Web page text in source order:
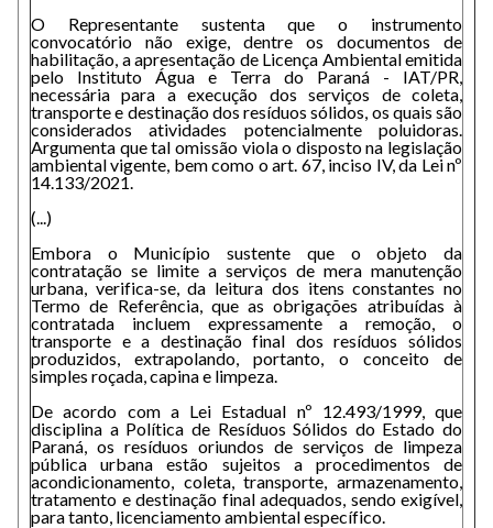
O Representante sustenta que o instrumento
convocatório não exige, dentre os documentos de
habilitação, a apresentação de Licença Ambiental emitida
pelo Instituto Água e Terra do Paraná - IAT/PR,
necessária para a execução dos serviços de coleta,
transporte e destinação dos resíduos sólidos, os quais são
considerados atividades potencialmente poluidoras.
Argumenta que tal omissão viola o disposto na legislação
ambiental vigente, bem como o art. 67, inciso IV, da Lei nº
14.133/2021.
(...)
Embora o Município sustente que o objeto da
contratação se limite a serviços de mera manutenção
urbana, verifica-se, da leitura dos itens constantes no
Termo de Referência, que as obrigações atribuídas à
contratada incluem expressamente a remoção, o
transporte e a destinação final dos resíduos sólidos
produzidos, extrapolando, portanto, o conceito de
simples roçada, capina e limpeza.
De acordo com a Lei Estadual nº 12.493/1999, que
disciplina a Política de Resíduos Sólidos do Estado do
Paraná, os resíduos oriundos de serviços de limpeza
pública urbana estão sujeitos a procedimentos de
acondicionamento, coleta, transporte, armazenamento,
tratamento e destinação final adequados, sendo exigível,
para tanto, licenciamento ambiental específico.